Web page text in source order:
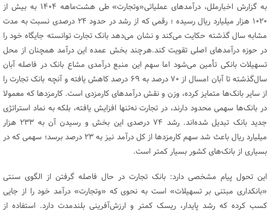
به گزارش اخبارملل، درآمدهای عملیاتی«وتجارت» طی هشت‌ماهه ۱۴۰۴ به بیش از
۱۰۲۰ هزار میلیارد ریال رسیده ؛ رقمی که از رشد در حدود ۲۴ درصدی نسبت به مدت
مشابه سال گذشته حکایت می‌کند و نشان می‌دهد بانک تجارت توانسته جایگاه خود را
در حوزه درآمدهای اصلی تقویت کند.هرچند بخش عمده این درآمد همچنان از محل
تسهیلات بانکی تأمین می‌شود اما سهم این منبع درآمدی مشاع بانک در فاصله آبان
سال‌گذشته تا آبان امسال از ۷۰ درصد به ۶۹ درصد کاهش یافته و آنچه بانک تجارت را
از سایر بانک‌ها متمایز کرده، وزن و نقش درآمدهای کارمزدی است. کارمزدها که معمولا
در بانک‌ها سهمی محدود دارند، در تجارت نه‌تنها افزایش یافته، بلکه به نماد استراتژی
جدید بانک تبدیل شده‌اند. رشد ۷۴ درصدی این بخش و رسیدن آن به ۲۳۳ هزار
میلیارد ریال باعث شد سهم کارمزدها از کل درآمد نیز به ۲۳ درصد برسد؛ سهمی که در
بسیاری از بانک‌های کشور بسیار کمتر است.
این تحول پیام مشخصی دارد: بانک تجارت در حال فاصله گرفتن از الگوی سنتی
«بانکداری مبتنی بر تسهیلات» است به نحوی که «وتجارت» درآمد خود را از جایی
کسب کرده که رشد پایدار، ریسک کمتر و ارزش‌آفرینی بلندمدت دارد. استفاده از